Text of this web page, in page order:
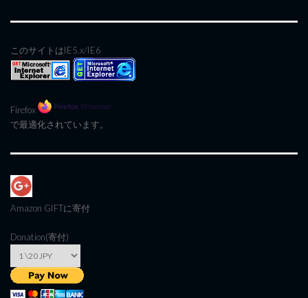
このサイトはIE5.x/IE6
Firefox
で最適化されています。
Amazon GIFTに寄付
Donation(寄付)